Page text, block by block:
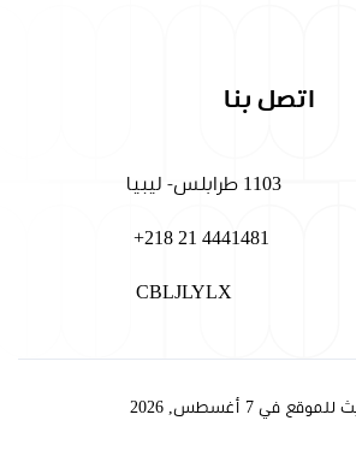
اتصل بنا
1103 طرابلس- ليبيا
+218 21 4441481
CBLJLYLX
في 7 أغسطس, 2026